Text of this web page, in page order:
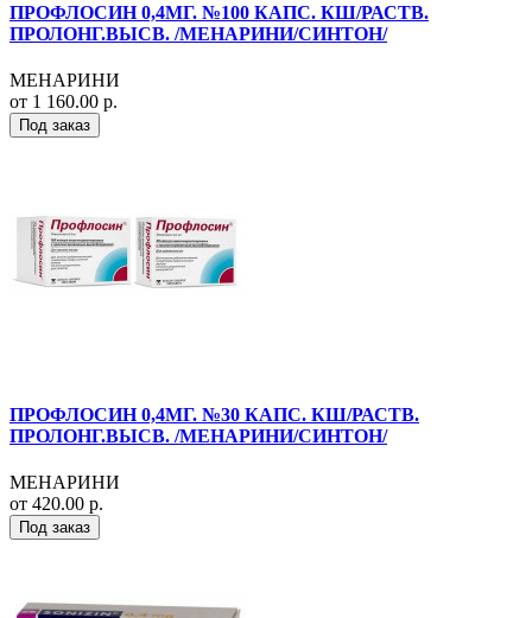
ПРОФЛОСИН 0,4МГ. №100 КАПС. КШ/РАСТВ.
ПРОЛОНГ.ВЫСВ. /МЕНАРИНИ/СИНТОН/
МЕНАРИНИ
от 1 160.00 р.
Под заказ
ПРОФЛОСИН 0,4МГ. №30 КАПС. КШ/РАСТВ.
ПРОЛОНГ.ВЫСВ. /МЕНАРИНИ/СИНТОН/
МЕНАРИНИ
от 420.00 р.
Под заказ